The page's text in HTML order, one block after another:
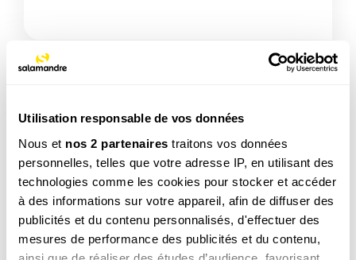
Utilisation responsable de vos données
Nous et nos 2 partenaires traitons vos données
personnelles, telles que votre adresse IP, en utilisant des
technologies comme les cookies pour stocker et accéder
à des informations sur votre appareil, afin de diffuser des
publicités et du contenu personnalisés, d'effectuer des
mesures de performance des publicités et du contenu,
TAGS
Insecte
NOS 3 REVUES